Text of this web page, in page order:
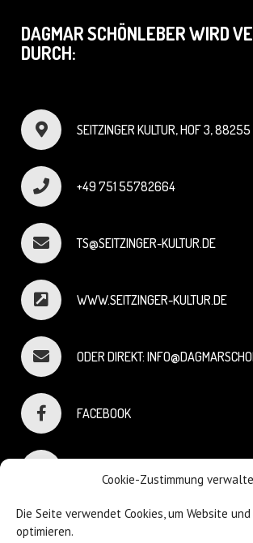
Cookie-Zustimmung
Die Seite verwendet Cookies, um Website
optimieren.
DAGMAR SCHÖNLEBER WIRD
DURCH:
SEITZINGER KULTUR, HOF 3,
+49 751 55782664
TS@SEITZINGER-KULTUR.DE
WWW.SEITZINGER-KULTUR.DE
ODER DIREKT:
FACEBOOK